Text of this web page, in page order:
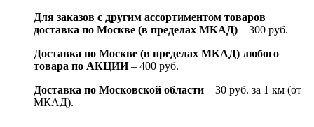
Для заказов с другим ассортиментом товаров
доставка по Москве (в пределах МКАД) – 300 руб.
Доставка по Москве (в пределах МКАД) любого
товара по АКЦИИ– 400 руб.
Доставка по Московской области – 30 руб. за 1 км (от
МКАД).